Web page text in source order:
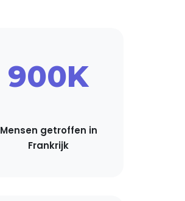
900K
Mensen getroffen in
Frankrijk